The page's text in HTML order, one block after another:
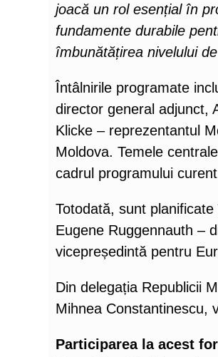
joacă un rol esențial în
fundamente durabile
îmbunătățirea nivelului
Întâlnirile programate
director general adjunct,
Klicke – reprezentantul
Moldova. Temele
cadrul programului
Totodată, sunt
Eugene Ruggennauth –
vicepreședintă pentru
Din delegația Republicii
Mihnea Constantinescu,
Participarea la acest